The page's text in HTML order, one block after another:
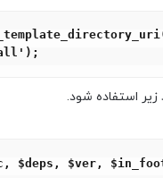
$deps, $ver,